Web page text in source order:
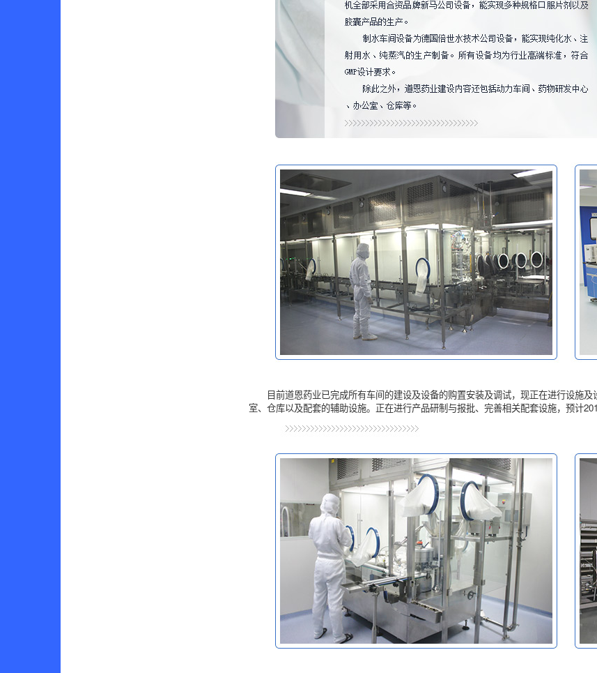
目前道恩药业已完成所有车间的建设及设备的购置安装及调试，现正在进行设施
室、仓库以及配套的辅助设施。正在进行产品研制与报批、完善相关配套设施，预计